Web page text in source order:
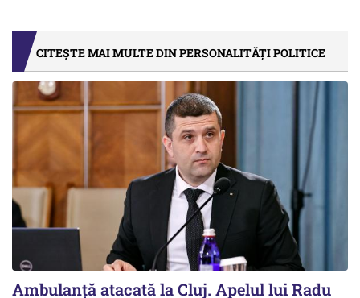
CITEȘTE MAI MULTE DIN PERSONALITĂȚI POLITICE
Ambulanță atacată la Cluj. Apelul lui Radu